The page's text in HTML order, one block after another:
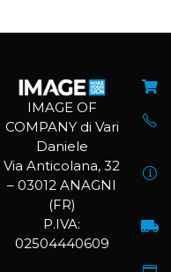
IMAGE OF
COMPANY di Vari
Daniele
Via Anticolana, 32
– 03012 ANAGNI
(FR)
P.IVA:
02504440609